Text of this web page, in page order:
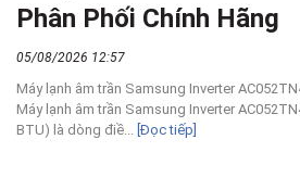
Phân Phối Chính Hãng
05/08/2026 12:57
Máy lạnh âm trần Samsung Inverter
Máy lạnh âm trần Samsung Inverter
BTU) là dòng điề... [Đọc tiếp]